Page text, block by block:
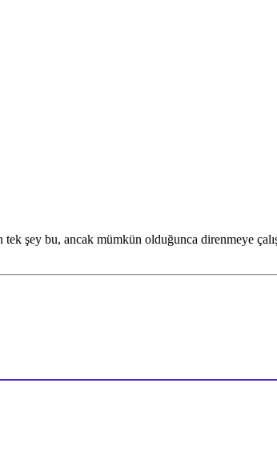
tek şey bu, ancak mümkün olduğunca direnmeye